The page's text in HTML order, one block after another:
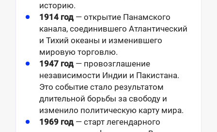
историю.
1914 год — открытие Панамского
канала, соединившего Атлантический
и Тихий океаны и изменившего
мировую торговлю.
1947 год — провозглашение
независимости Индии и Пакистана.
Это событие стало результатом
длительной борьбы за свободу и
изменило политическую карту мира.
1969 год — старт легендарного